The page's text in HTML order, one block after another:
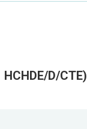
D/CTE)